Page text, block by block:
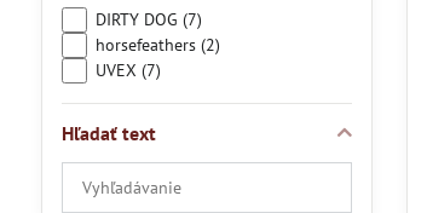
DIRTY DOG (7)
horsefeathers (2)
UVEX (7)
Hľadať text
Prehľadať
výsledky